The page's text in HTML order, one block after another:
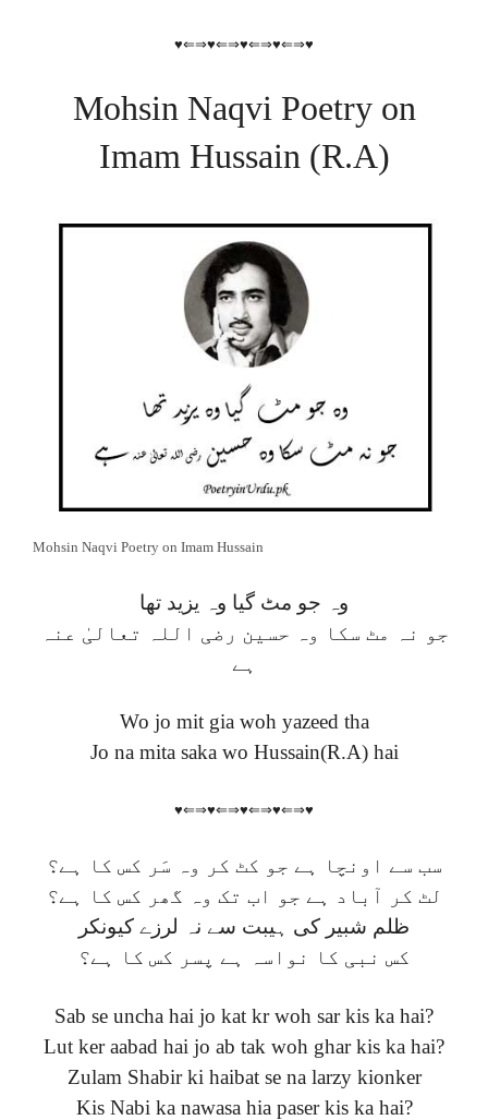
♥⇐⇒♥⇐⇒♥⇐⇒♥⇐⇒♥
Mohsin Naqvi Poetry on
Imam Hussain (R.A)
Mohsin Naqvi Poetry on Imam Hussain
وہ جو مٹ گیا وہ یزید تھا
جو نہ مٹ سکا وہ حسین رضی اللہ تعالیٰ عنہ
ہے
Wo jo mit gia woh yazeed tha
Jo na mita saka wo Hussain(R.A) hai
♥⇐⇒♥⇐⇒♥⇐⇒♥⇐⇒♥
سب سے اونچا ہے جو کٹ کر وہ سَر کس کا ہے؟
لٹ کر آباد ہے جو اب تک وہ گھر کس کا ہے؟
ظلم شبیر کی ہیبت سے نہ لرزے کیونکر
کس نبی کا نواسہ ہے پسر کس کا ہے؟
Sab se uncha hai jo kat kr woh sar kis ka hai?
Lut ker aabad hai jo ab tak woh ghar kis ka hai?
Zulam Shabir ki haibat se na larzy kionker
Kis Nabi ka nawasa hia paser kis ka hai?